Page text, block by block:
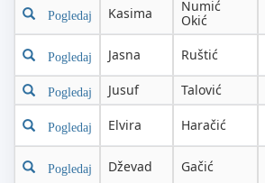
Pogledaj Kasima
Numić
Okić
Pogledaj Jasna Ruštić
Pogledaj Jusuf Talović
Pogledaj Elvira Haračić
Pogledaj Dževad Gačić